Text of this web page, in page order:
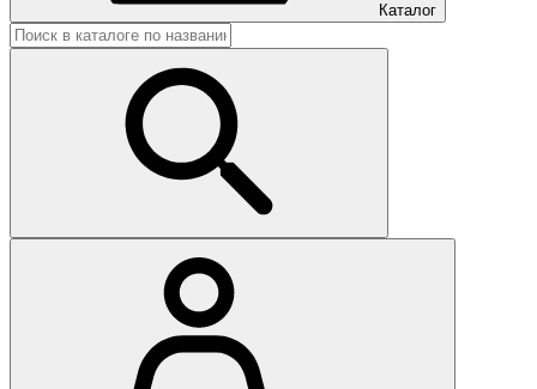
Каталог